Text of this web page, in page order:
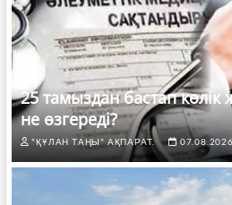
25 тамыздан бастап көлік
не өзгереді?
"ҚҰЛАН ТАҢЫ" АҚПАРАТ.